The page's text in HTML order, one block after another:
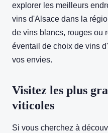
explorer les meilleurs
vins d'Alsace dans la
de vins blancs, rouges ou
éventail de choix de vins
vos envies.
Visitez les plus
viticoles
Si vous cherchez à